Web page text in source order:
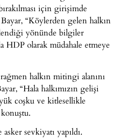
için girişimde
“Köylerden gelen halkın
yönünde bilgiler
HDP olarak müdahale etmeye
halkın mitingi alanını
“Hala halkımızın gelişi
coşku ve kitlesellikle
sevkiyatı yapıldı.